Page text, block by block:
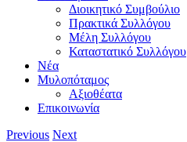
Διοικητικό Συμβούλιο
Πρακτικά Συλλόγου
Μέλη Συλλόγου
Καταστατικό Συλλόγου
Νέα
Μυλοπόταμος
Αξιοθέατα
Επικοινωνία
Previous Next